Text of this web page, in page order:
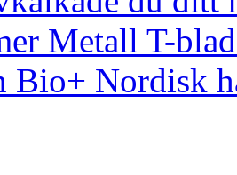
Metall T-
Bio+ Nordisk